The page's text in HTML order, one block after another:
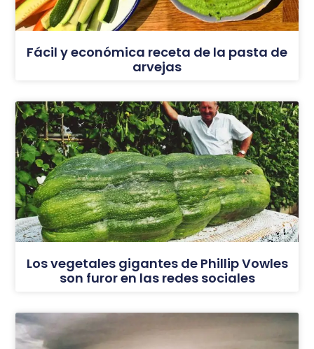
Fácil y económica receta de la pasta de
arvejas
Los vegetales gigantes de Phillip Vowles
son furor en las redes sociales